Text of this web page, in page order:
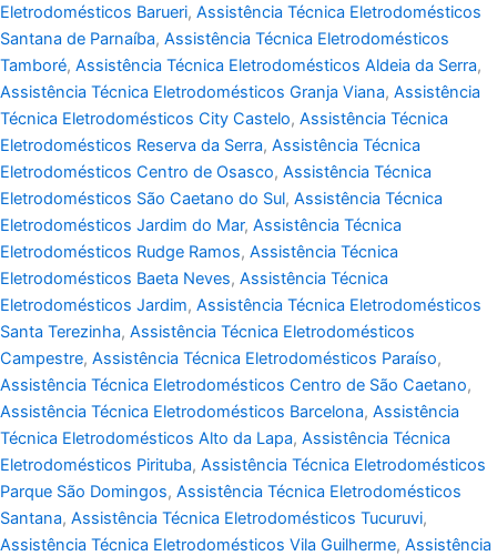
Eletrodomésticos Barueri, Assistência Técnica Eletrodomésticos
Santana de Parnaíba, Assistência Técnica Eletrodomésticos
Tamboré, Assistência Técnica Eletrodomésticos Aldeia da Serra,
Assistência Técnica Eletrodomésticos Granja Viana, Assistência
Técnica Eletrodomésticos City Castelo, Assistência Técnica
Eletrodomésticos Reserva da Serra, Assistência Técnica
Eletrodomésticos Centro de Osasco, Assistência Técnica
Eletrodomésticos São Caetano do Sul, Assistência Técnica
Eletrodomésticos Jardim do Mar, Assistência Técnica
Eletrodomésticos Rudge Ramos, Assistência Técnica
Eletrodomésticos Baeta Neves, Assistência Técnica
Eletrodomésticos Jardim, Assistência Técnica Eletrodomésticos
Santa Terezinha, Assistência Técnica Eletrodomésticos
Campestre, Assistência Técnica Eletrodomésticos Paraíso,
Assistência Técnica Eletrodomésticos Centro de São Caetano,
Assistência Técnica Eletrodomésticos Barcelona, Assistência
Técnica Eletrodomésticos Alto da Lapa, Assistência Técnica
Eletrodomésticos Pirituba, Assistência Técnica Eletrodomésticos
Parque São Domingos, Assistência Técnica Eletrodomésticos
Santana, Assistência Técnica Eletrodomésticos Tucuruvi,
Assistência Técnica Eletrodomésticos Vila Guilherme, Assistência